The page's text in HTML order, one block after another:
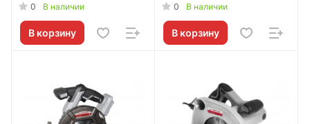
0 В наличии
В корзину
0 В наличии
В корзину